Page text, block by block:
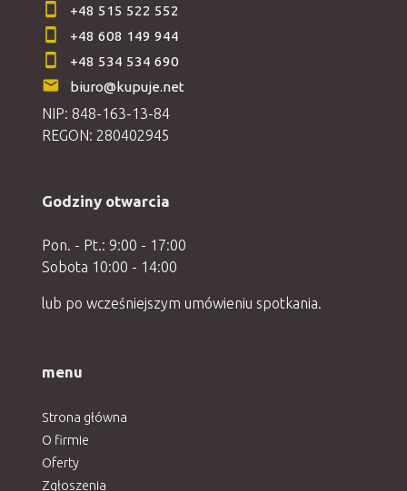
+48 515 522 552
+48 608 149 944
+48 534 534 690
biuro@kupuje.net
NIP: 848-163-13-84
REGON: 280402945
Godziny otwarcia
Pon. - Pt.: 9:00 - 17:00
Sobota 10:00 - 14:00
lub po wcześniejszym umówieniu spotkania.
menu
Strona główna
O firmie
Oferty
Zgłoszenia